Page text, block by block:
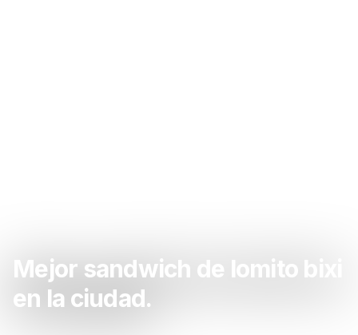
Mejor sandwich de lomito bixi
en la ciudad.